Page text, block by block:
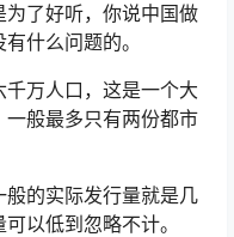
了好听，你说中国做
什么问题的。
万人口，这是一个大
般最多只有两份都市
的实际发行量就是几
以低到忽略不计。